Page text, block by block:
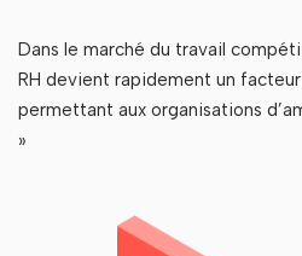
Dans le marché du travail
RH devient rapidement un
permettant aux organisations
»